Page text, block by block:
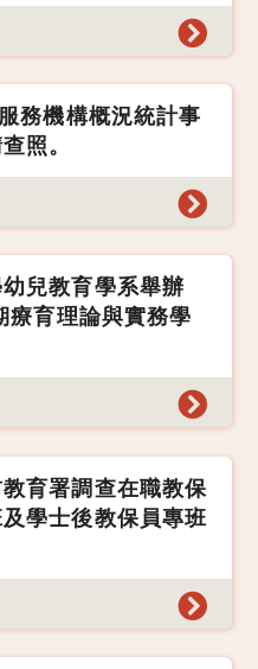
務機構概況統計事
照。
兒教育學系舉辦
療育理論與實務學
育署調查在職教保
學士後教保員專班